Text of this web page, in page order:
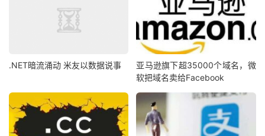
.NET暗流涌动 米友以数据说事
亚马逊旗下超35000个域名，微
软把域名卖给Facebook